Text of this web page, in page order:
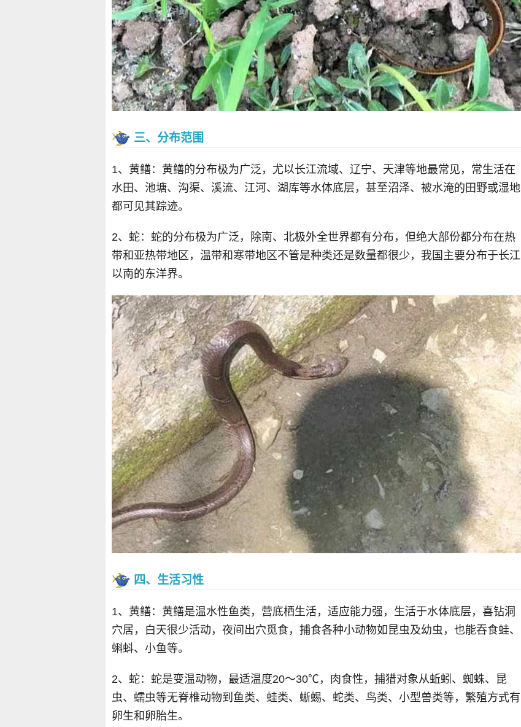
三、分布范围
1、黄鳝：黄鳝的分布极为广泛，尤以长江流域、辽宁、天津等地最常见，常生活在
水田、池塘、沟渠、溪流、江河、湖库等水体底层，甚至沼泽、被水淹的田野或湿地
都可见其踪迹。
2、蛇：蛇的分布极为广泛，除南、北极外全世界都有分布，但绝大部份都分布在热
带和亚热带地区，温带和寒带地区不管是种类还是数量都很少，我国主要分布于长江
以南的东洋界。
四、生活习性
1、黄鳝：黄鳝是温水性鱼类，营底栖生活，适应能力强，生活于水体底层，喜钻洞
穴居，白天很少活动，夜间出穴觅食，捕食各种小动物如昆虫及幼虫，也能吞食蛙、
蝌蚪、小鱼等。
2、蛇：蛇是变温动物，最适温度20～30℃，肉食性，捕猎对象从蚯蚓、蜘蛛、昆
虫、蠕虫等无脊椎动物到鱼类、蛙类、蜥蜴、蛇类、鸟类、小型兽类等，繁殖方式有
卵生和卵胎生。